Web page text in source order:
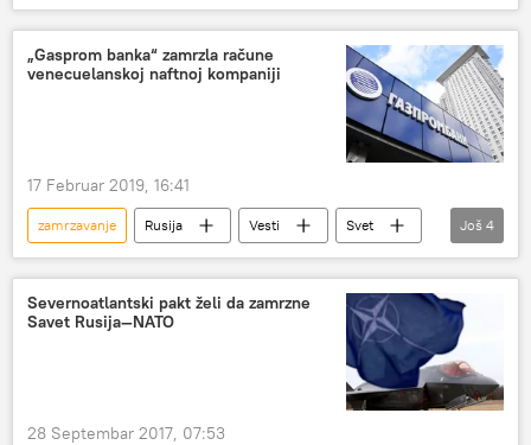
Komentari i Analitika
pregovori
pristupni pregovori
pregovori o članstvu
Brisel
„Gasprom banka“ zamrzla račune
venecuelanskoj naftnoj kompaniji
17 Februar 2019, 16:41
zamrzavanje Rusija Vesti
Svet
Venecuela
Gasprombank
sankcije
Još 4
Severnoatlantski pakt želi da zamrzne
Savet Rusija—NATO
28 Septembar 2017, 07:53